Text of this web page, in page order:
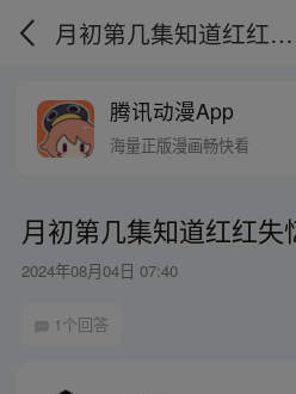
月初第几集知道红红失忆了
腾讯动漫App
海量正版漫画畅快看
月初第几集知道红红失
2024年08月04日 07:40
1个回答